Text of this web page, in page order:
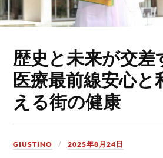
歴史と未来が交差
医療最前線安心と
える街の健康
GIUSTINO 2025年8月24日